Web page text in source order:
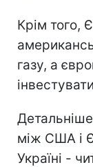
Крім того,
газу, а
між США і
Україні -